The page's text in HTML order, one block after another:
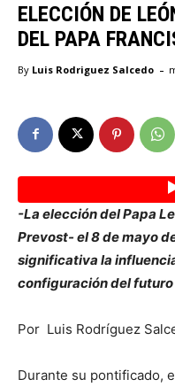
ELECCIÓN DE
DEL PAPA
By Luis Rodriguez Salcedo -
-La elección del Papa
Prevost- el 8 de mayo
significativa la
configuración del
Por Luis Rodríguez
Durante su pontificado,